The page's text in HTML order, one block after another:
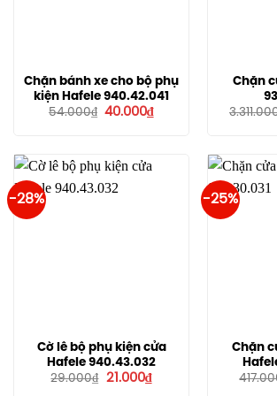
Chặn bánh xe cho bộ phụ
kiện Hafele 940.42.041
54.000₫ Giá
40.000₫Giá
Chặn
-28%
Cờ lê bộ phụ kiện cửa
Hafele 940.43.032
29.000₫
Giá
21.000₫Giá
-25%
Chặn